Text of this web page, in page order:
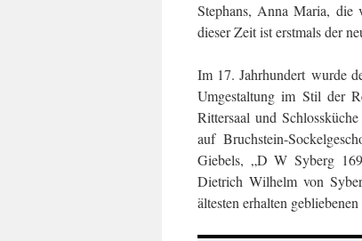
Stephans, Anna Maria, die
dieser Zeit ist erstmals der
Im 17. Jahrhundert wurde
Umgestaltung im Stil der
Rittersaal und
auf Bruchstein-
Giebels, „D W Syberg
Dietrich Wilhelm von
ältesten erhalten